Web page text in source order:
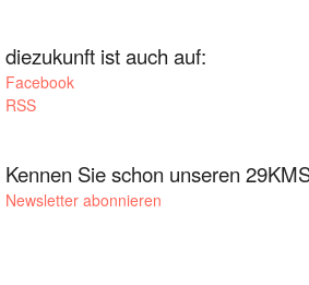
diezukunft ist auch auf:
Facebook
RSS
Kennen Sie schon unseren
Newsletter abonnieren